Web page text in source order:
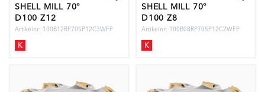
SHELL MILL 70°
D100 Z12
Artikelnr: 100B12RP70SP12C3WFP
K
SHELL MILL 70°
D100 Z8
Artikelnr: 100B08RP70SP12C2WFP
K